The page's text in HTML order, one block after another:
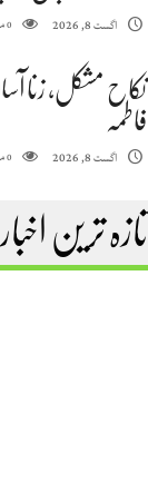
اگست 8, 2026
0
نکاح مشکل، زنا
فاطمہ
اگست 8, 2026
0
تازہ ترین اخبار